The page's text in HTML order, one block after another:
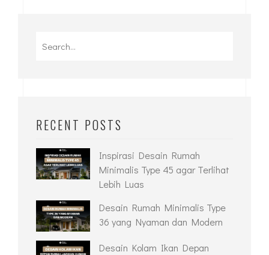
RECENT POSTS
Inspirasi Desain Rumah
Minimalis Type 45 agar Terlihat
Lebih Luas
Desain Rumah Minimalis Type
36 yang Nyaman dan Modern
Desain Kolam Ikan Depan